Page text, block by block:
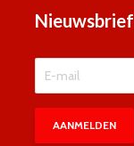
Nieuwsbrief